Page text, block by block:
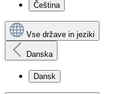
Čeština
Vse države in jeziki
Danska
Dansk